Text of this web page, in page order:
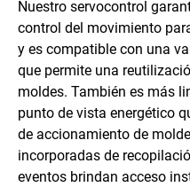
Nuestro servocontrol
control del movimiento
y es compatible con una
que permite una
moldes. También es más
punto de vista energético
de accionamiento de
incorporadas de
eventos brindan acceso